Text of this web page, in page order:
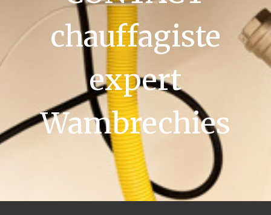
chauffagiste
expert
Wambrechies